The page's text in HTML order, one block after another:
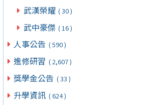
武漢榮耀 ( 30 )
武中豪傑 ( 16 )
人事公告 ( 590 )
進修研習 ( 2,607 )
獎學金公告 ( 33 )
升學資訊 ( 624 )